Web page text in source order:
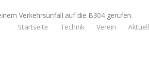
Startseite Technik Verein Aktuell
Verkehrsunfall auf die B304 gerufen.